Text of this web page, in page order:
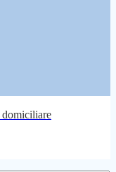
domiciliare